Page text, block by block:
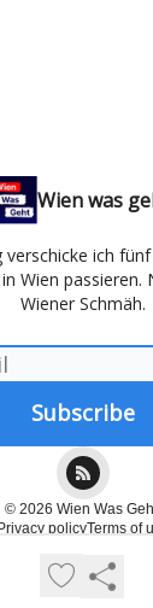
Wien was
verschicke ich
Wien passieren.
Wiener Schmäh.
© 2026 Wien Was
Privacy policyTerms of
Powered by beehiiv